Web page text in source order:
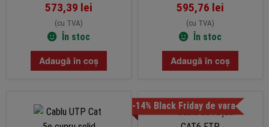
573,39 lei
(cu TVA)
În stoc
Adaugă în coș
595,76 lei
(cu TVA)
În stoc
Adaugă în coș
-14% Black Friday de vara